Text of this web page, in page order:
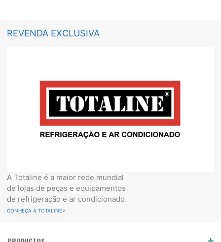
REVENDA EXCLUSIVA
A Totaline é a maior rede mundial
de lojas de peças e equipamentos
de refrigeração e ar condicionado.
CONHEÇA A TOTALINE>